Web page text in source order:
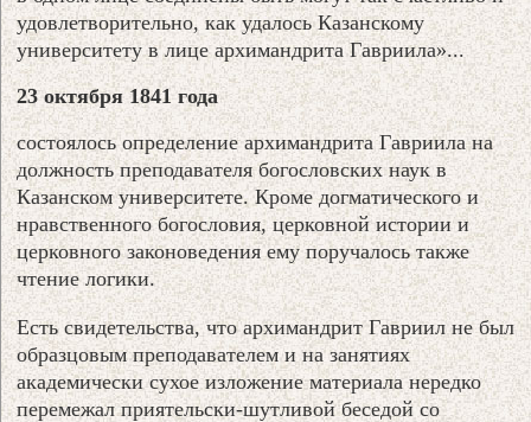
удовлетворительно, как удалось Казанскому
университету в лице архимандрита Гавриила»...
23 октября 1841 года
состоялось определение архимандрита Гавриила на
должность преподавателя богословских наук в
Казанском университете. Кроме догматического и
нравственного богословия, церковной истории и
церковного законоведения ему поручалось также
чтение логики.
Есть свидетельства, что архимандрит Гавриил не был
образцовым преподавателем и на занятиях
академически сухое изложение материала нередко
перемежал приятельски-шутливой беседой со